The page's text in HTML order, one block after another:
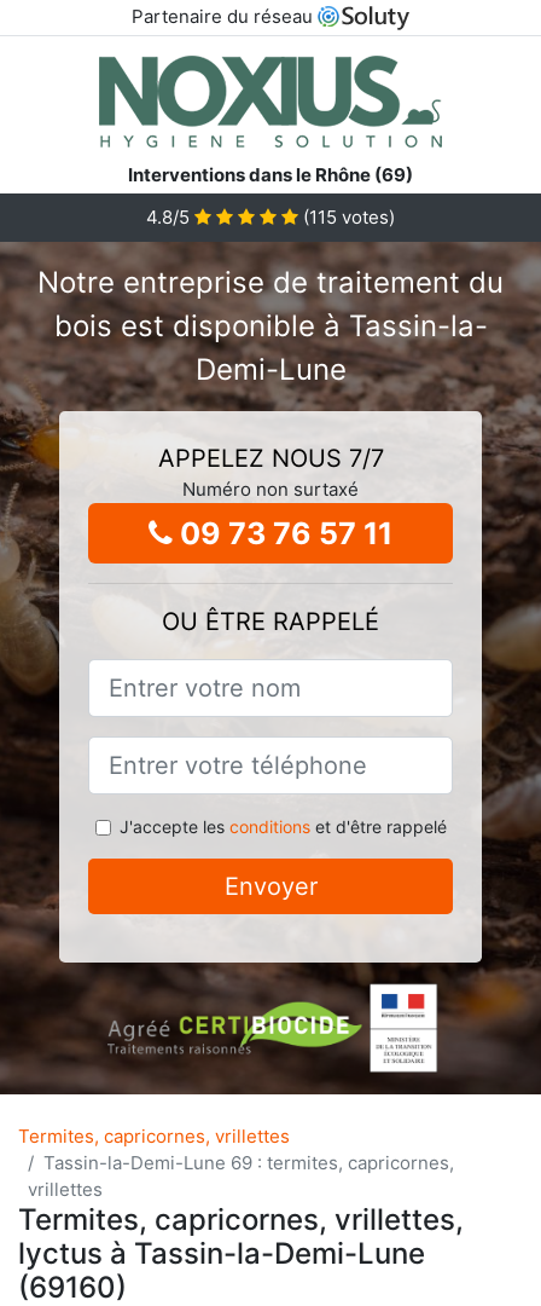
Partenaire du réseau
Interventions dans le Rhône (69)
4.8/5
(115 votes)
Notre entreprise de traitement du
bois est disponible à Tassin-la-
Demi-Lune
APPELEZ NOUS 7/7
Numéro non surtaxé
09 73 76 57 11
OU ÊTRE RAPPELÉ
J'accepte les conditionset d'être rappelé
Envoyer
Termites, capricornes, vrillettes
Tassin-la-Demi-Lune 69 : termites, capricornes,
vrillettes
Termites, capricornes, vrillettes,
lyctus à Tassin-la-Demi-Lune
(69160)